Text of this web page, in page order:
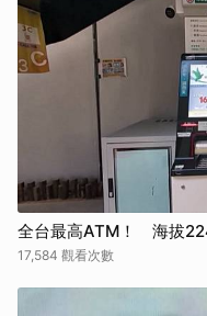
全台最高ATM！ 海拔
17,584 觀看次數